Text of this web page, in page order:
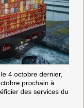
4 octobre dernier,
prochain à
des services du